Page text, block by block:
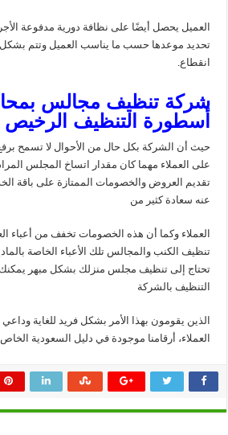
العميل يحصل أيضًا على نظافة دورية مدفوعة
تحديد موعدها حسب ما يناسب العميل وتتم
انقطاع.
شركة تنظيف مجالس
أسطورة التنظيف الرخيص
حيث أن الشركة بكل حال من الأحوال لا تسمح
على العملاء مهما كان مقدار
اتساخ المجلس
تقديم العروض والخصومات الممتازة على باقة
عنه سعادة كثير من
العملاء وكما أن هذه الخصومات تخفف من أعباء
تنظيف الكنب والمجالس تلك الأعباء الخاصة
تحتاج إلى تنظيف مجلس منزلك بشكل مبهر يمكنك
التنظيف بالشركة
الذين يقومون بهذا الأمر بشكل فريد للغاية
العملاء، أرقامنا موجودة في دليل السعودية الخاص